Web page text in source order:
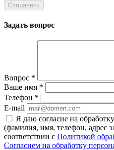
Задать вопрос
Вопрос *
Ваше имя *
Телефон *
E-mail
Я даю согласие на
(фамилия, имя, телефон, адрес
соответствии с Политикой
Согласием на обработку